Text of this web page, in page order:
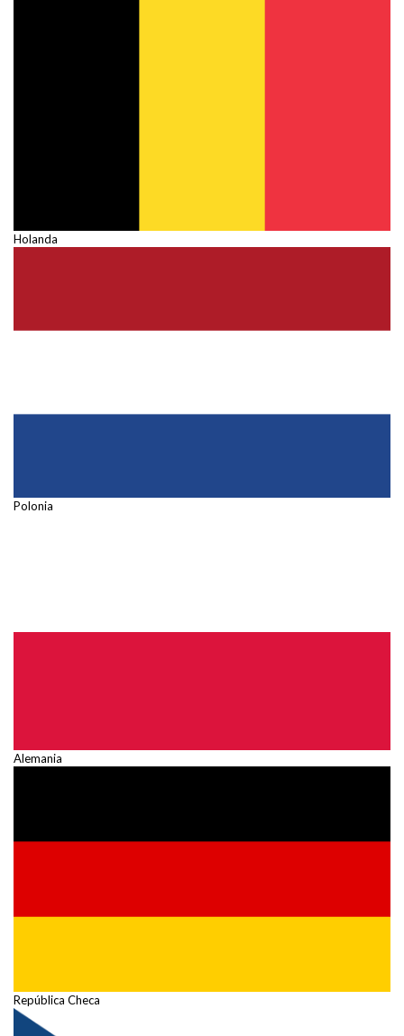
Holanda
Polonia
Alemania
República Checa